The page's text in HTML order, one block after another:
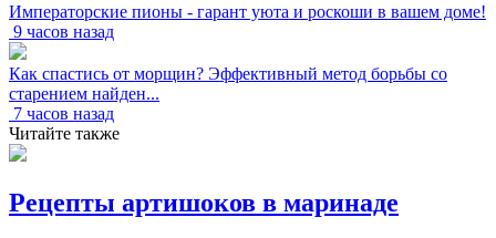
Императорские пионы - гарант уюта и роскоши в вашем доме!
9 часов назад
Как спастись от морщин? Эффективный метод борьбы со
старением найден...
7 часов назад
Читайте также
Рецепты артишоков в маринаде